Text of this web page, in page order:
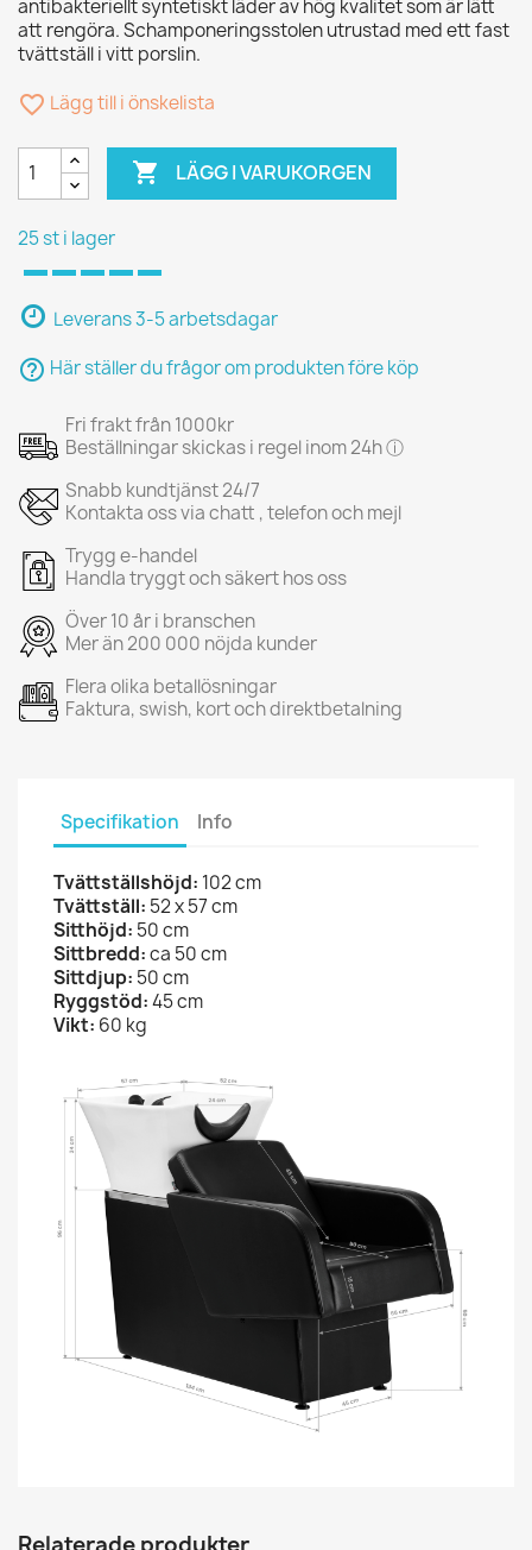
antibakteriellt syntetiskt läder av hög kvalitet som är lätt
att rengöra. Schamponeringsstolen utrustad med ett fast
tvättställ i vitt porslin.
favorite_border Lägg till i önskelista
 LÄGG I VARUKORGEN
25 st i lager
Leverans 3-5 arbetsdagar
help_outline Här ställer du frågor om produkten före köp
Fri frakt från 1000kr
Beställningar skickas i regel inom 24h ⓘ
Snabb kundtjänst 24/7
Kontakta oss via chatt , telefon och mejl
Trygg e-handel
Handla tryggt och säkert hos oss
Över 10 år i branschen
Mer än 200 000 nöjda kunder
Flera olika betallösningar
Faktura, swish, kort och direktbetalning
Specifikation Info
Tvättställshöjd: 102 cm
Tvättställ: 52 x 57 cm
Sitthöjd: 50 cm
Sittbredd:ca 50 cm
Sittdjup: 50 cm
Ryggstöd:45 cm
Vikt: 60 kg